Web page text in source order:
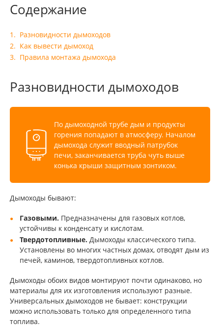
Содержание
Разновидности дымоходов
Как вывести дымоход
Правила монтажа дымохода
Разновидности дымоходов
По дымоходной трубе дым и продукты
горения попадают в атмосферу. Началом
дымохода служит вводный патрубок
печи, заканчивается труба чуть выше
конька крыши защитным зонтиком.
Дымоходы бывают:
Газовыми. Предназначены для газовых котлов,
устойчивы к конденсату и кислотам.
Твердотопливные. Дымоходы классического типа.
Установлены во многих частных домах, отводят дым из
печей, каминов, твердотопливных котлов.
Дымоходы обоих видов монтируют почти одинаково, но
материалы для их изготовления используют разные.
Универсальных дымоходов не бывает: конструкции
можно использовать только для определенного типа
топлива.